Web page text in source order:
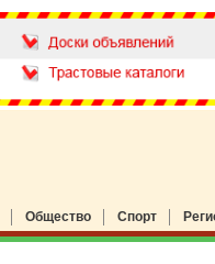
Общество Спорт